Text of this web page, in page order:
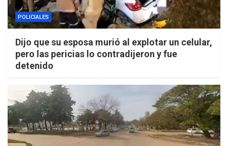
POLICIALES
Dijo que su esposa murió al explotar un celular,
pero las pericias lo contradijeron y fue
detenido